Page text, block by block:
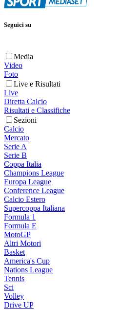
Seguici su
Media
Video
Foto
Live e Risultati
Live
Diretta Calcio
Risultati e Classifiche
Sezioni
Calcio
Mercato
Serie A
Serie B
Coppa Italia
Champions League
Europa League
Conference League
Calcio Estero
Supercoppa Italiana
Formula 1
Formula E
MotoGP
Altri Motori
Basket
America's Cup
Nations League
Tennis
Sci
Volley
Drive UP